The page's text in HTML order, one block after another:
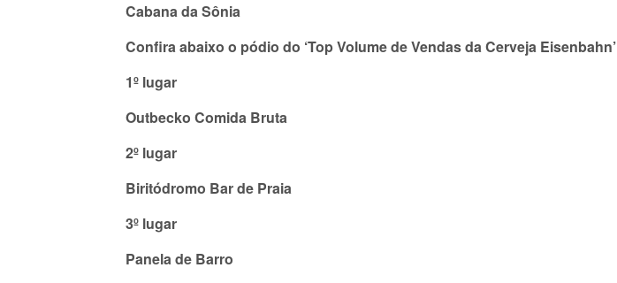
Cabana da Sônia
Confira abaixo o pódio do ‘Top Volume de Vendas da Cerveja Eisenbahn’
1º lugar
Outbecko Comida Bruta
2º lugar
Biritódromo Bar de Praia
3º lugar
Panela de Barro